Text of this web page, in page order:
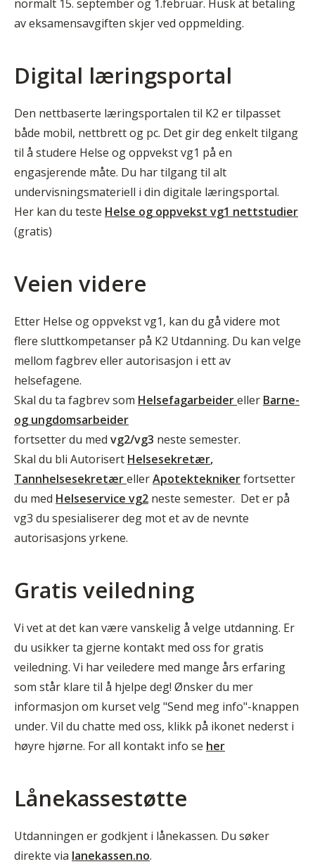
normalt 15. september og 1.februar. Husk at betaling
av eksamensavgiften skjer ved oppmelding.
Digital læringsportal
Den nettbaserte læringsportalen til K2 er tilpasset
både mobil, nettbrett og pc. Det gir deg enkelt tilgang
til å studere Helse og oppvekst vg1 på en
engasjerende måte. Du har tilgang til alt
undervisningsmateriell i din digitale læringsportal.
Her kan du teste Helse og oppvekst vg1 nettstudier
(gratis)
Veien videre
Etter Helse og oppvekst vg1, kan du gå videre mot
flere sluttkompetanser på K2 Utdanning. Du kan velge
mellom fagbrev eller autorisasjon i ett av
helsefagene.
Skal du ta fagbrev som Helsefagarbeidereller Barne-
og ungdomsarbeider
fortsetter du med vg2/vg3 neste semester.
Skal du bli Autorisert Helsesekretær,
TannhelsesekretærellerApotekteknikerfortsetter
du med Helseservice vg2 neste semester. Det er på
vg3 du spesialiserer deg mot et av de nevnte
autorisasjons yrkene.
Gratis veiledning
Vi vet at det kan være vanskelig å velge utdanning. Er
du usikker ta gjerne kontakt med oss for gratis
veiledning. Vi har veiledere med mange års erfaring
som står klare til å hjelpe deg! Ønsker du mer
informasjon om kurset velg "Send meg info"-knappen
under. Vil du chatte med oss, klikk på ikonet nederst i
høyre hjørne. For all kontakt info se her
Lånekassestøtte
Utdanningen er godkjent i lånekassen. Du søker
direkte via lanekassen.no.